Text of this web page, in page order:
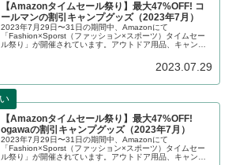
【Amazonタイムセール祭り】最大47%OFF! コ
ールマンの割引キャンプグッズ（2023年7月）
2023年7月29日〜31日の期間中、Amazonにて
「Fashion×Sporst（ファッション×スポーツ）タイムセー
ル祭り」が開催されています。アウトドア用品、キャンプ
ン）のキャンプグッズもお得に購入できます。詳細をレビ
2023.07.29
【Amazonタイムセール祭り】最大47%OFF!
ogawaの割引キャンプグッズ（2023年7月）
2023年7月29日〜31日の期間中、Amazonにて
「Fashion×Sporst（ファッション×スポーツ）タイムセー
ル祭り」が開催されています。アウトドア用品、キャンプ